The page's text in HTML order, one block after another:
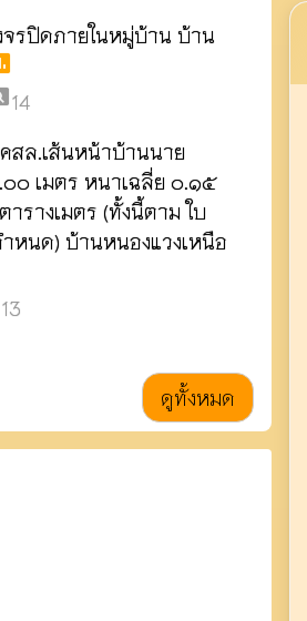
จรปิดภายในหมู่บ้าน บ้าน
14
สล.เส้นหน้าบ้านนาย
๐ เมตร หนาเฉลี่ย ๐.๑๕
รางเมตร (ทั้งนี้ตาม ใบ
นด) บ้านหนองแวงเหนือ
13
ดูทั้งหมด